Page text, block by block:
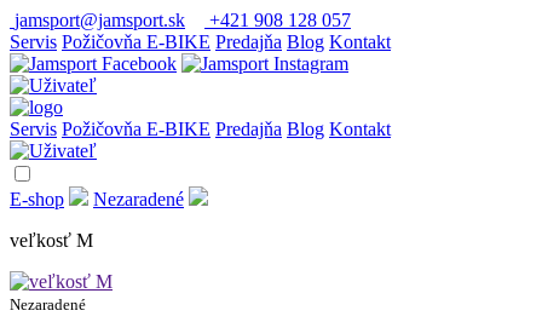
jamsport@jamsport.sk
+421 908 128 057
Servis Požičovňa E-BIKE Predajňa Blog Kontakt
Servis Požičovňa E-BIKE Predajňa Blog Kontakt
E-shop
Nezaradené
veľkosť M
Nezaradené